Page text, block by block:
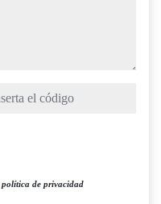
política de privacidad